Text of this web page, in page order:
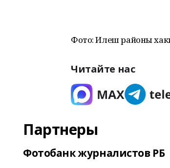
Фото: Илеш районы
Читайте нас
Партнеры
Фотобанк журналистов РБ